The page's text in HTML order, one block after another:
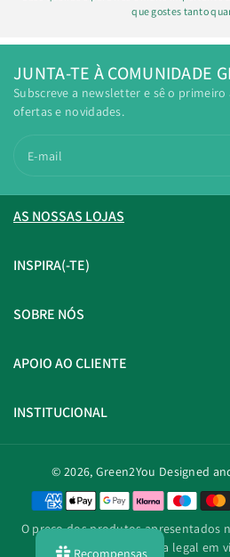
que gostes tanto
JUNTA-TE À COMUNIDADE
Subscreve a newsletter e sê o
ofertas e novidades.
E-mail
AS NOSSAS LOJAS
INSPIRA(-TE)
SOBRE NÓS
APOIO AO CLIENTE
INSTITUCIONAL
© 2026, Green2You Designed
M
t
O preço dos produtos apresentados
taxa legal em
Recompensas